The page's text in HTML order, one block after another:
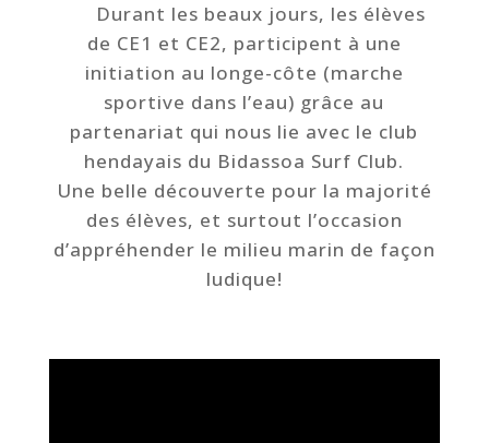
Durant les beaux jours, les élèves
de CE1 et CE2, participent à une
initiation au longe-côte (marche
sportive dans l’eau) grâce au
partenariat qui nous lie avec le club
hendayais du Bidassoa Surf Club.
Une belle découverte pour la majorité
des élèves, et surtout l’occasion
d’appréhender le milieu marin de façon
ludique!